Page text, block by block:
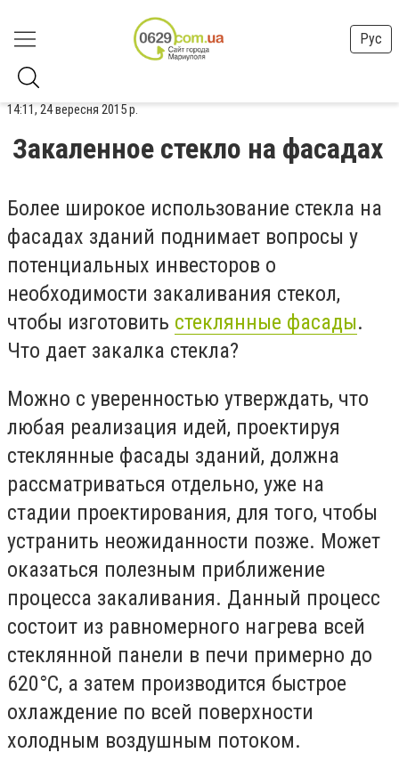
Рус
14:11, 24 вересня 2015 р.
Закаленное стекло на фасадах
Более широкое использование стекла на
фасадах зданий поднимает вопросы у
потенциальных инвесторов о
необходимости закаливания стекол,
чтобы изготовить стеклянные фасады.
Что дает закалка стекла?
Можно с уверенностью утверждать, что
любая реализация идей, проектируя
стеклянные фасады зданий, должна
рассматриваться отдельно, уже на
стадии проектирования, для того, чтобы
устранить неожиданности позже. Может
оказаться полезным приближение
процесса закаливания. Данный процесс
состоит из равномерного нагрева всей
стеклянной панели в печи примерно до
620°C, а затем производится быстрое
охлаждение по всей поверхности
холодным воздушным потоком.